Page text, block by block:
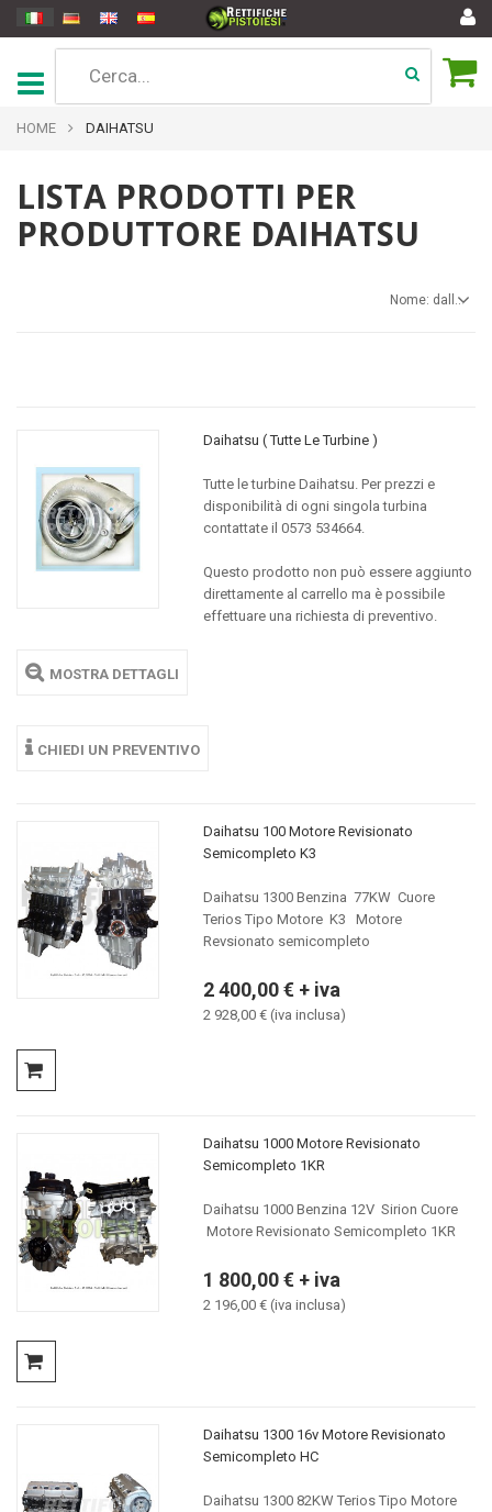
HOME DAIHATSU
LISTA PRODOTTI PER
PRODUTTORE DAIHATSU
Nome: dalla A alla Z
Daihatsu ( Tutte Le Turbine )
Tutte le turbine Daihatsu. Per prezzi e
disponibilità di ogni singola turbina
contattate il 0573 534664.
Questo prodotto non può essere aggiunto
direttamente al carrello ma è possibile
effettuare una richiesta di preventivo.
MOSTRA DETTAGLI
CHIEDI UN PREVENTIVO
Daihatsu 100 Motore Revisionato
Semicompleto K3
Daihatsu 1300 Benzina 77KW Cuore
Terios Tipo Motore K3 Motore
Revsionato semicompleto
2 400,00 € + iva
2 928,00 € (iva inclusa)
Daihatsu 1000 Motore Revisionato
Semicompleto 1KR
Daihatsu 1000 Benzina 12V Sirion Cuore
Motore Revisionato Semicompleto 1KR
1 800,00 € + iva
2 196,00 € (iva inclusa)
Daihatsu 1300 16v Motore Revisionato
Semicompleto HC
Daihatsu 1300 82KW Terios Tipo Motore